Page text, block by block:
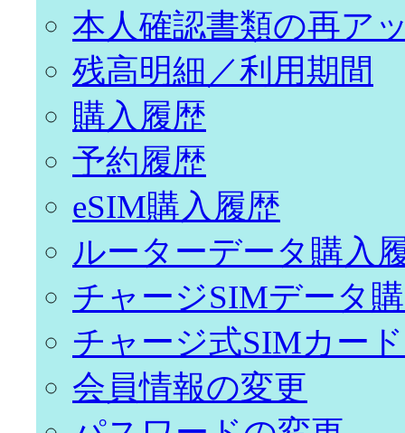
本人確認書類の再ア
残高明細／利用期間
購入履歴
予約履歴
eSIM購入履歴
ルーターデータ購入
チャージSIMデータ
チャージ式SIMカー
会員情報の変更